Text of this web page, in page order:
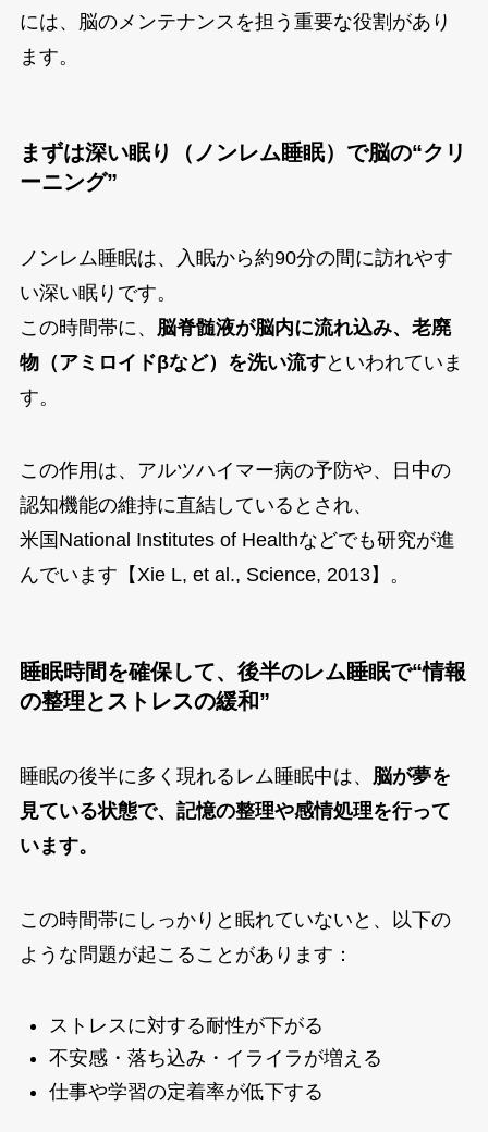
には、脳のメンテナンスを担う重要な役割があり
ます。
まずは深い眠り（ノンレム睡眠）で脳の“クリ
ーニング”
ノンレム睡眠は、入眠から約90分の間に訪れやす
い深い眠りです。
この時間帯に、 脳脊髄液が脳内に流れ込み、老廃
物（アミロイドβなど）を洗い流すといわれていま
す。
この作用は、アルツハイマー病の予防や、日中の
認知機能の維持に直結しているとされ、
米国National Institutes of Healthなどでも研究が進
んでいます【Xie L, et al., Science, 2013】。
睡眠時間を確保して、後半のレム睡眠で“情報
の整理とストレスの緩和”
睡眠の後半に多く現れるレム睡眠中は、 脳が夢を
見ている状態で、記憶の整理や感情処理を行って
います。
この時間帯にしっかりと眠れていないと、以下の
ような問題が起こることがあります：
ストレスに対する耐性が下がる
不安感・落ち込み・イライラが増える
仕事や学習の定着率が低下する